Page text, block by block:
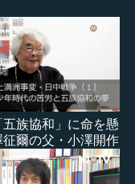
族協和」に命を懸
征爾の父・小澤開作